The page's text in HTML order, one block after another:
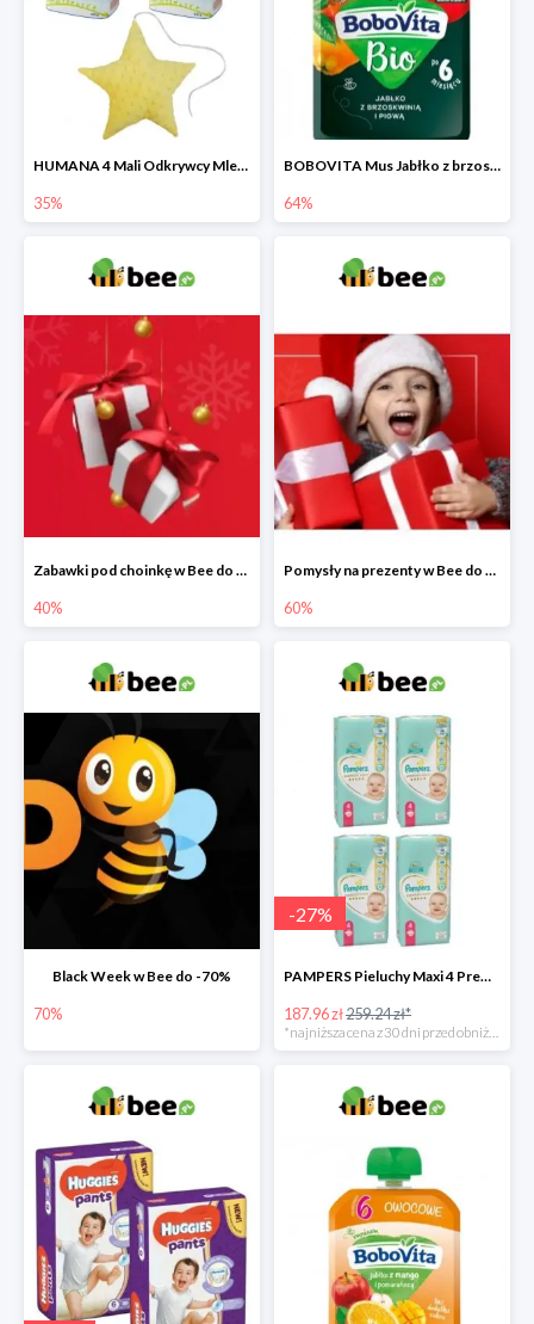
HUMANA 4 Mali Odkrywcy Mleko modyfikowane po 24 m-cu + poduszka Gratis
35%
BOBOVITA Mus Jabłko z brzoskwinią i pigwą
64%
Zabawki pod choinkę w Bee do -40%
40%
Pomysły na prezenty w Bee do -60%
60%
Black Week w Bee do -70%
70%
-27%
PAMPERS Pieluchy Maxi 4 Premium Care (9-14 kg) Zestaw 4 x 52 szt. -27%
187.96 zł259.24 zł*